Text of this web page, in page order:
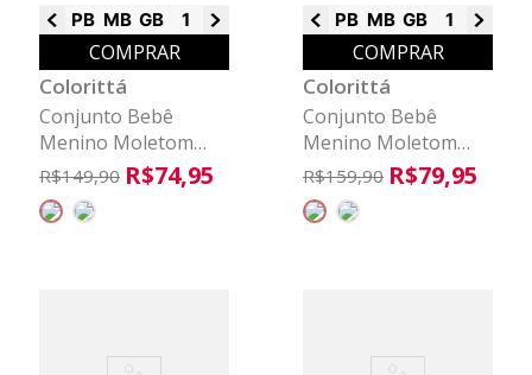
PB MB GB 1 2
COMPRAR
Colorittá
Conjunto Bebê
Menino Moletom
Com Puff Colorittá
Marrom
R$149,90 R$74,95
PB MB GB 1 2
COMPRAR
Colorittá
Conjunto Bebê
Menino Moletom
Ponto Roma
Colorittá Cinza
R$159,90 R$79,95